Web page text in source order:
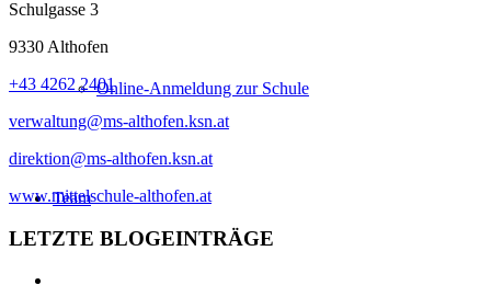
Online-Anmeldung zur Schule
Team
Schulgasse 3
9330 Althofen
+43 4262 2401
verwaltung@ms-althofen.ksn.at
direktion@ms-althofen.ksn.at
www.mittelschule-althofen.at
LETZTE BLOGEINTRÄGE